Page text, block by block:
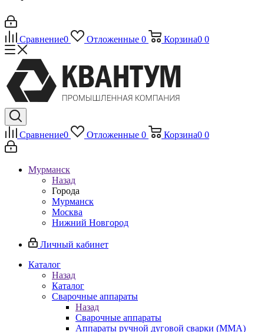
Сравнение0 Отложенные 0 Корзина0 0
Сравнение0 Отложенные 0 Корзина0 0
Мурманск
Назад
Города
Мурманск
Москва
Нижний Новгород
Личный кабинет
Каталог
Назад
Каталог
Сварочные аппараты
Назад
Сварочные аппараты
Аппараты ручной дуговой сварки (MMA)